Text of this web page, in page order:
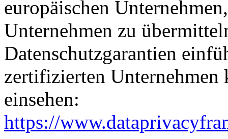
europäischen
Unternehmen zu
Datenschutzgarantien
zertifizierten
einsehen:
https://